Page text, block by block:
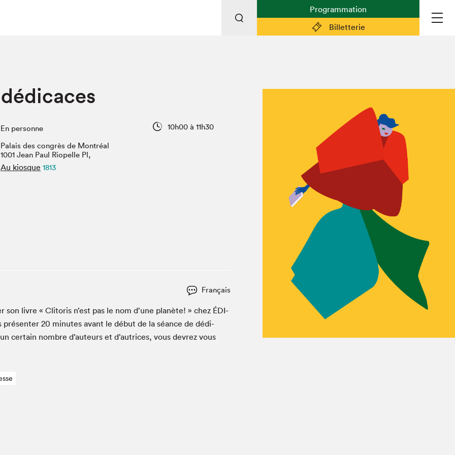
Billetterie
Programmation
Salon
Traiteur
des
harcèlement
Vitrine du Festival littéraire international Metropolis
bleu
La lecture en cadeau
Planifier sa visite (prix d'entrée,
horaire, info pratiques)
Billetterie: achetez vos billets!
FAQ visiteur·euse·s
Espace professionnel·le·s
Espace enseignant·e·s
Espace médias
Devenir bénévole
Espace exposant·e·s
Le Salon dans la ville, espace
organisateur⋅rice
> SLM Pro
En personne
10h00 à 11h30
Palais des congrès de Montréal
1001 Jean Paul Riopelle Pl,
Au kiosque 1813
Français
livre « Cli­toris n’est pas le nom d’une planète! » chez ÉDI­
présen­ter 20 min­utes avant le début de la séance de dédi­
cer­tain nom­bre d’auteurs et d’autrices, vous devrez vous